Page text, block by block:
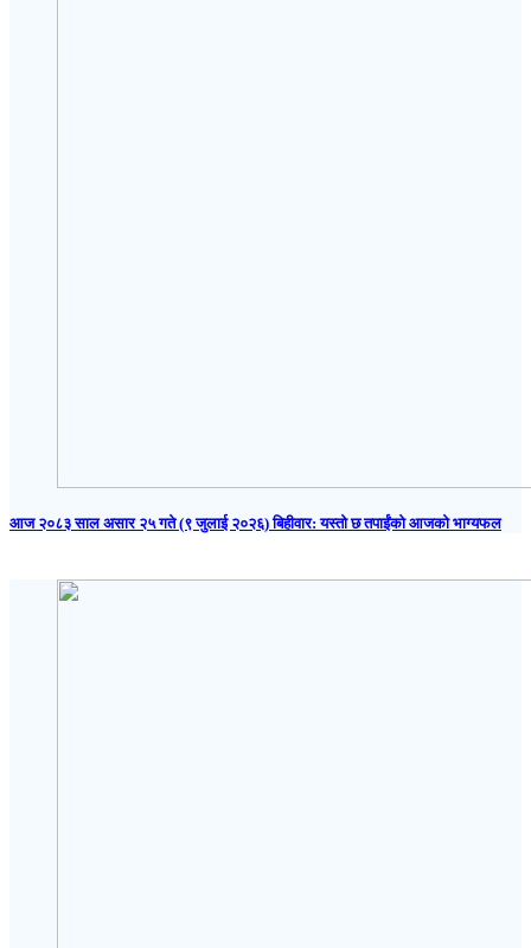
आज २०८३ साल असार २५ गते (९ जुलाई २०२६) बिहीवार: यस्तो छ तपाईंको आजको भाग्यफल